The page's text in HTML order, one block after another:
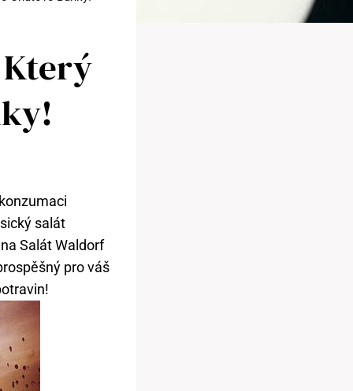
Který
salát
Salát Waldorf
pro váš